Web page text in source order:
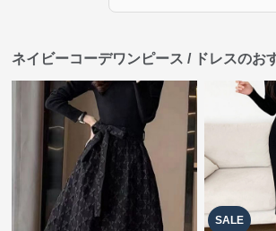
ネイビーコーデワンピース / ドレスのお
SALE